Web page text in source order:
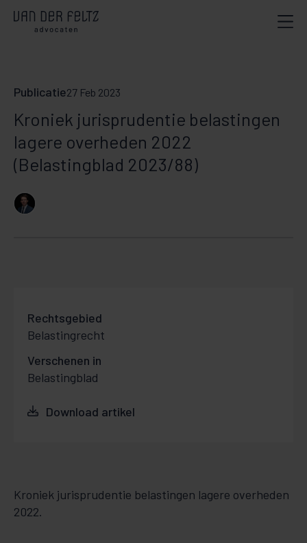
Publicatie27 Feb 2023
Kroniek jurisprudentie belastingen
lagere overheden 2022
(Belastingblad 2023/88)
Rechtsgebied
Belastingrecht
Verschenen in
Belastingblad
Download artikel
Kroniek jurisprudentie belastingen lagere overheden
2022.